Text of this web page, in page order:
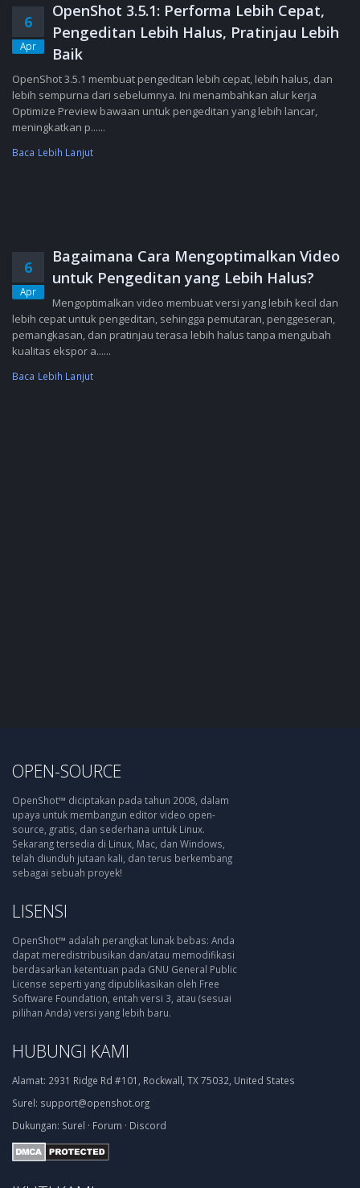
6
Apr
OpenShot 3.5.1: Performa Lebih Cepat,
Pengeditan Lebih Halus, Pratinjau Lebih
Baik
OpenShot 3.5.1 membuat pengeditan lebih cepat, lebih halus, dan
lebih sempurna dari sebelumnya. Ini menambahkan alur kerja
Optimize Preview bawaan untuk pengeditan yang lebih lancar,
meningkatkan p......
Baca Lebih Lanjut
6
Apr
Bagaimana Cara Mengoptimalkan Video
untuk Pengeditan yang Lebih Halus?
Mengoptimalkan video membuat versi yang lebih kecil dan
lebih cepat untuk pengeditan, sehingga pemutaran, penggeseran,
pemangkasan, dan pratinjau terasa lebih halus tanpa mengubah
kualitas ekspor a......
Baca Lebih Lanjut
OPEN-SOURCE
OpenShot™ diciptakan pada tahun 2008, dalam
upaya untuk membangun editor video open-
source, gratis, dan sederhana untuk Linux.
Sekarang tersedia di Linux, Mac, dan Windows,
telah diunduh jutaan kali, dan terus berkembang
sebagai sebuah proyek!
LISENSI
OpenShot™ adalah perangkat lunak bebas: Anda
dapat meredistribusikan dan/atau memodifikasi
berdasarkan ketentuan pada GNU General Public
License seperti yang dipublikasikan oleh Free
Software Foundation, entah versi 3, atau (sesuai
pilihan Anda) versi yang lebih baru.
HUBUNGI KAMI
Alamat: 2931 Ridge Rd #101, Rockwall, TX 75032, United States
Surel: support@openshot.org
Dukungan: Surel · Forum · Discord